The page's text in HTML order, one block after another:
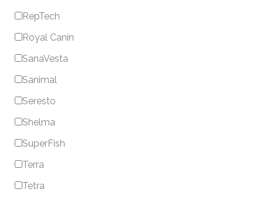
RepTech
Royal Canin
SanaVesta
Sanimal
Seresto
Shelma
SuperFish
Terra
Tetra